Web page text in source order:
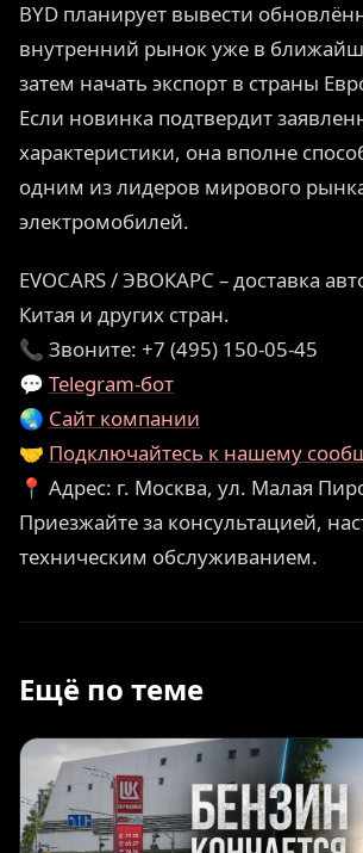
BYD планирует вывести
внутренний рынок уже в
затем начать экспорт в страны
Если новинка подтвердит
характеристики, она вполне
одним из лидеров мирового
электромобилей.
EVOCARS / ЭВОКАРС – доставка
Китая и других стран.
📞 Звоните: +7 (495) 150-05-45
💬 Telegram-бот
🌏 Сайт компании
🤝 Подключайтесь к нашему
📍 Адрес: г. Москва, ул. Малая
Приезжайте за консультацией,
техническим обслуживанием.
Ещё по теме